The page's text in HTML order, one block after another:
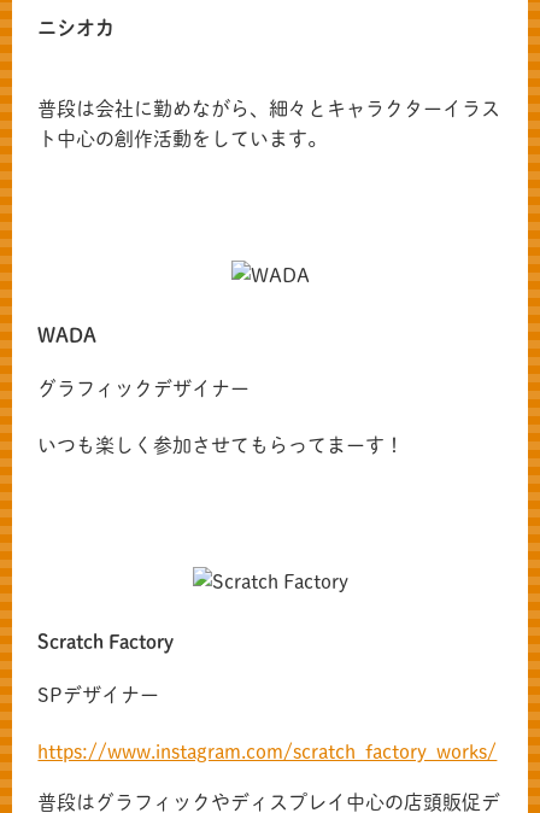
ニシオカ
普段は会社に勤めながら、細々とキャラクターイラス
ト中心の創作活動をしています。
WADA
グラフィックデザイナー
いつも楽しく参加させてもらってまーす！
Scratch Factory
SPデザイナー
https://www.instagram.com/scratch_factory_works/
普段はグラフィックやディスプレイ中心の店頭販促デ